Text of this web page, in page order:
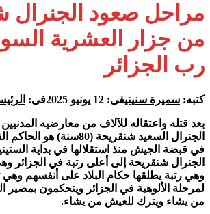
مراحل صعود الجنرال
من جزار العشرية
رب الجزائر
كتبه: سميرة سنينيفى: 12 يونيو 2025 فى:
بعد قتله واعتقاله للآلاف من معارضيه
الجنرال السعيد شنقريحة
في قبضة الجيش منذ استقلالها في بداية
الجنرال شنقريحة إلى أعلى رتبة في الجزائر
وهي رتبة يطلقها حكام البلاد على أنفسهم وهي
لمرحلة الألوهية في الجزائر ويتحكمون بمصير
من يشاء ويترك للعيش من يشاء.